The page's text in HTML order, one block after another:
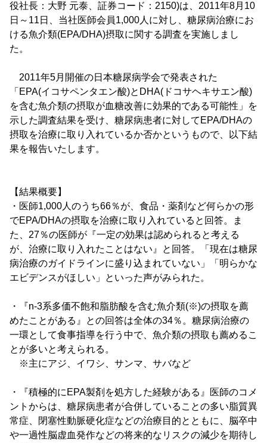
役社長：大野 元泰、証券コード：2150)は、2011年8月10
日～11日、当社医師会員1,000人に対し、糖尿病治療にお
ける魚介類(EPA/DHA)摂取に関する調査を実施しまし
た。
2011年5月開催の日本糖尿病学会で発表された
「EPA(イコサペンタエン酸)とDHA(ドコサヘキサエン酸)
を含む魚介類の摂取が血糖改善に効果的である可能性」を
示した調査結果を受け、糖尿病患者に対してEPA/DHAの
摂取を治療に取り入れているか否かというもので、以下結
果を報告いたします。
【結果概要】
・医師1,000人のうち66％が、食品・薬剤など何らかの形
でEPA/DHAの摂取を治療に取り入れていると回答。ま
た、27％の医師が『一定の効果は認められると考える
が、治療に取り入れたことはない』と回答。「現在は糖尿
病治療のガイドラインに盛り込まれていない」「明らかな
エビデンスがほしい」といった声がみられた。
・『n-3系多価不飽和脂肪酸を含む魚介類(※)の摂取を薦
めたことがある』との回答は全体の34％。糖尿病治療の
一環として食事指導を行う中で、魚介類の摂取も薦めるこ
とが多いと考えられる。
※主にアジ、イワシ、サンマ、サバなど
・『積極的にEPA製剤を処方した経験がある』医師のコメ
ントからは、糖尿病患者が合併していることの多い脂質異
常症、閉塞性動脈硬化症などの治療目的とともに、脳卒中
や一過性脳虚血発作などの将来的なリスクの減少を期待し